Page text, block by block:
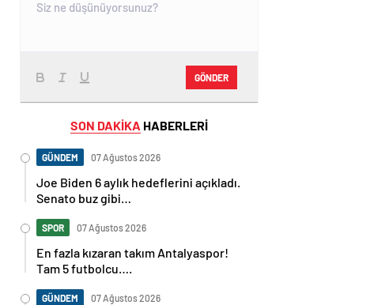
GÖNDER
SON DAKİKA HABERLERİ
GÜNDEM 07 Ağustos 2026
Joe Biden 6 aylık hedeflerini açıkladı.
Senato buz gibi…
SPOR 07 Ağustos 2026
En fazla kızaran takım Antalyaspor!
Tam 5 futbolcu….
GÜNDEM 07 Ağustos 2026